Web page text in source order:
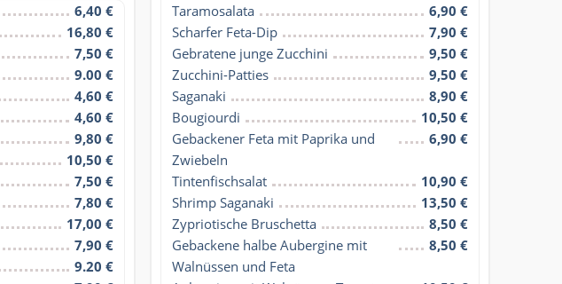
6,40 €
16,80 €
7,50 €
9.00 €
4,60 €
4,60 €
9,80 €
10,50 €
7,50 €
7,80 €
17,00 €
7,90 €
9.20 €
Taramosalata
6,90 €
Scharfer Feta-Dip
7,90 €
Gebratene junge Zucchini
9,50 €
Zucchini-Patties
9,50 €
Saganaki
8,90 €
Bougiourdi
10,50 €
Gebackener Feta mit Paprika und
Zwiebeln
6,90 €
Tintenfischsalat
10,90 €
Shrimp Saganaki
13,50 €
Zypriotische Bruschetta
8,50 €
Gebackene halbe Aubergine mit
Walnüssen und Feta
8,50 €